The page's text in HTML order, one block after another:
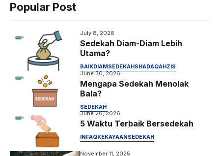
o
k
e
A
p
m
Popular Post
July 8, 2026
Sedekah Diam-Diam Lebih
Utama?
BAIKDIAMSEDEKAHSHADAQAHZIS
June 30, 2026
Mengapa Sedekah Menolak
Bala?
SEDEKAH
June 26, 2026
5 Waktu Terbaik Bersedekah
INFAQKEKAYAANSEDEKAH
November 11, 2025